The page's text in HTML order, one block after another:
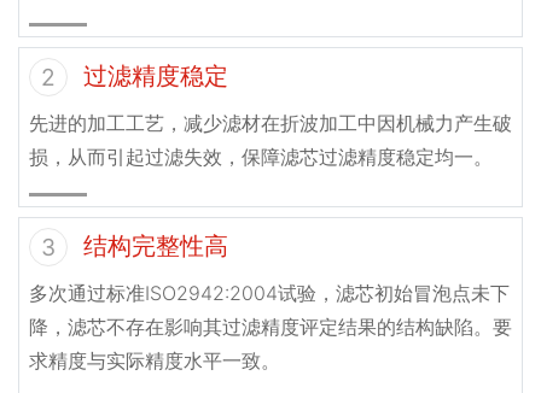
2 过滤精度稳定
先进的加工工艺，减少滤材在折波加工中因机械力产生破
损，从而引起过滤失效，保障滤芯过滤精度稳定均一。
3 结构完整性高
多次通过标准ISO2942:2004试验，滤芯初始冒泡点未下
降，滤芯不存在影响其过滤精度评定结果的结构缺陷。要
求精度与实际精度水平一致。